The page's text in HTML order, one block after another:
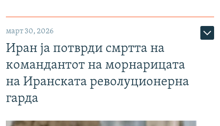
март 30, 2026
Иран ја потврди смртта на
командантот на морнарицата
на Иранската револуционерна
гарда